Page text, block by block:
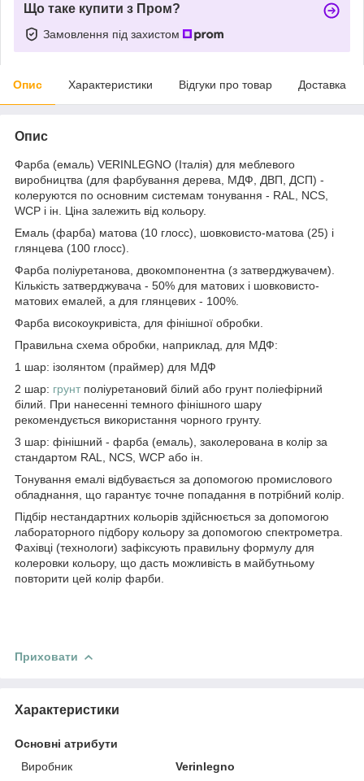
Що таке купити з Пром?
Замовлення під захистом
Опис Характеристики Відгуки про товар Доставка
Опис
Фарба (емаль) VERINLEGNO (Італія) для меблевого
виробництва (для фарбування дерева, МДФ, ДВП, ДСП) -
колеруются по основним системам тонування - RAL, NCS,
WCP і ін. Ціна залежить від кольору.
Емаль (фарба) матова (10 глосс), шовковисто-матова (25) і
глянцева (100 глосс).
Фарба поліуретанова, двокомпонентна (з затверджувачем).
Кількість затверджувача - 50% для матових і шовковисто-
матових емалей, а для глянцевих - 100%.
Фарба високоукривіста, для фінішної обробки.
Правильна схема обробки, наприклад, для МДФ:
1 шар: ізолянтом (праймер) для МДФ
2 шар: грунт поліуретановий білий або грунт поліефірний
білий. При нанесенні темного фінішного шару
рекомендується використання чорного грунту.
3 шар: фінішний - фарба (емаль), заколерована в колір за
стандартом RAL, NCS, WCP або ін.
Тонування емалі відбувається за допомогою промислового
обладнання, що гарантує точне попадання в потрібний колір.
Підбір нестандартних кольорів здійснюється за допомогою
лабораторного підбору кольору за допомогою спектрометра.
Фахівці (технологи) зафіксують правильну формулу для
колеровки кольору, що дасть можливість в майбутньому
повторити цей колір фарби.
Приховати
Характеристики
Основні атрибути
Виробник
Verinlegno